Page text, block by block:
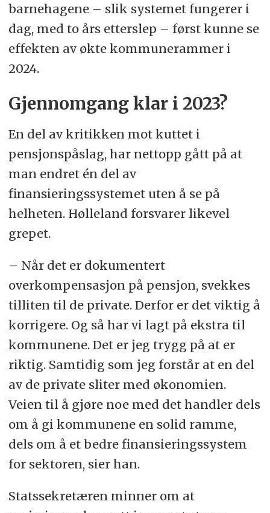
barnehagene – slik systemet fungerer i
dag, med to års etterslep – først kunne se
effekten av økte kommunerammer i
2024.
Gjennomgang klar i 2023?
En del av kritikken mot kuttet i
pensjonspåslag, har nettopp gått på at
man endret én del av
finansieringssystemet uten å se på
helheten. Hølleland forsvarer likevel
grepet.
– Når det er dokumentert
overkompensasjon på pensjon, svekkes
tilliten til de private. Derfor er det viktig å
korrigere. Og så har vi lagt på ekstra til
kommunene. Det er jeg trygg på at er
riktig. Samtidig som jeg forstår at en del
av de private sliter med økonomien.
Veien til å gjøre noe med det handler dels
om å gi kommunene en solid ramme,
dels om å et bedre finansieringssystem
for sektoren, sier han.
Statssekretæren minner om at